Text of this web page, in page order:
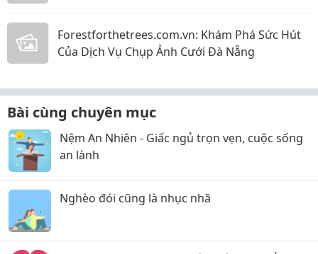
Forestforthetrees.com.vn: Khám Phá Sức Hút
Của Dịch Vụ Chụp Ảnh Cưới Đà Nẵng
Bài cùng chuyên mục
Nệm An Nhiên - Giấc ngủ trọn vẹn, cuộc sống
an lành
Nghèo đói cũng là nhục nhã